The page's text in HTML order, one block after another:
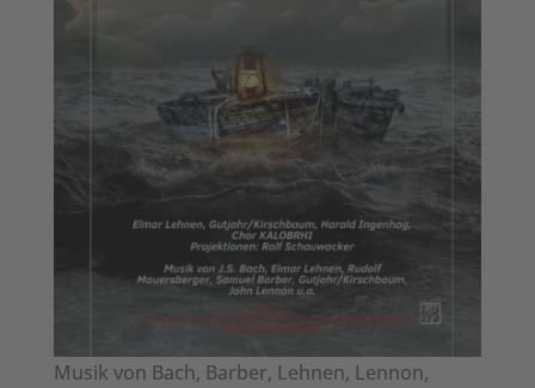
Musik von Bach, Bar­ber, Lehnen, Lennon,